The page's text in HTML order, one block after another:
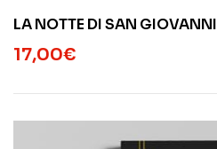
LA NOTTE DI SAN GIOVANNI
17,00€